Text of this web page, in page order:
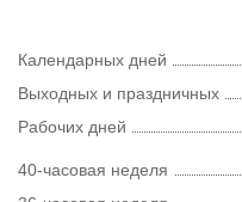
Календарных дней
Выходных и праздничных
Рабочих дней
40-часовая неделя